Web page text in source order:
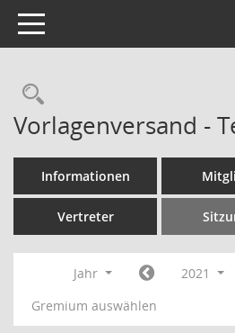
Toggle navigation
Rechercheauswahl
Vorlagenversand -
Informationen
Vertreter
Jahr
2021
Gremium auswählen